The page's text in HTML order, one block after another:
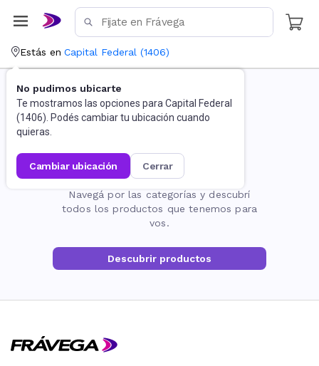
Estás en Capital Federal (1406)
No pudimos ubicarte
Te mostramos las opciones para Capital Federal
(1406). Podés cambiar tu ubicación cuando
quieras.
cambiar ubicación cerrar
La página no existe
Navegá por las categorías y descubrí
todos los productos que tenemos para
vos.
Descubrir productos